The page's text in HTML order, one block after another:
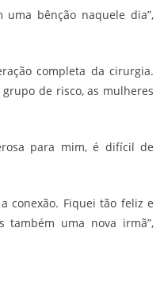
uma bênção naquele dia”,
completa da cirurgia.
de risco, as mulheres
para mim, é difícil de
conexão. Fiquei tão feliz e
também uma nova irmã”,